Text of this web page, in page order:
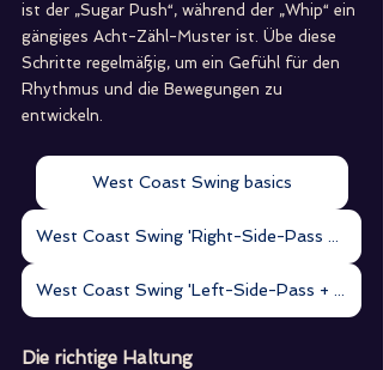
ist der „Sugar Push“, während der „Whip“ ein
gängiges Acht-Zähl-Muster ist. Übe diese
Schritte regelmäßig, um ein Gefühl für den
Rhythmus und die Bewegungen zu
entwickeln.
West Coast Swing basics
Die richtige Haltung